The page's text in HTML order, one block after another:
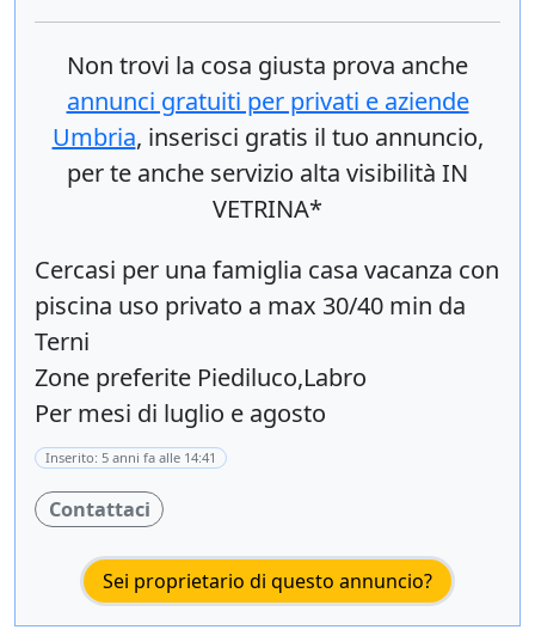
Non trovi la cosa giusta prova anche
annunci gratuiti per privati e aziende
Umbria, inserisci gratis il tuo annuncio,
per te anche servizio alta visibilità IN
VETRINA*
Cercasi per una famiglia casa vacanza con
piscina uso privato a max 30/40 min da
Terni
Zone preferite Piediluco,Labro
Per mesi di luglio e agosto
Inserito: 5 anni fa alle 14:41
Contattaci
Sei proprietario di questo annuncio?